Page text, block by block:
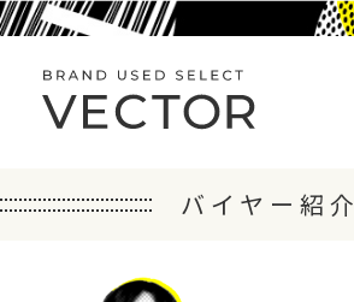
バイヤー紹介